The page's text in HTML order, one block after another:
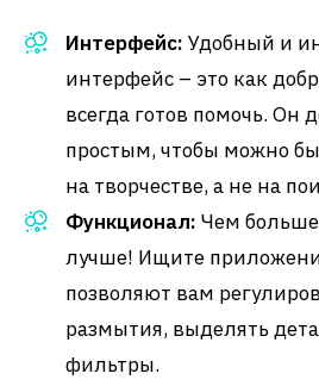
Интерфейс: Удобный и
интерфейс – это как
всегда готов помочь. Он
простым, чтобы можно
на творчестве, а не на
Функционал: Чем
лучше! Ищите
позволяют вам
размытия, выделять
фильтры.